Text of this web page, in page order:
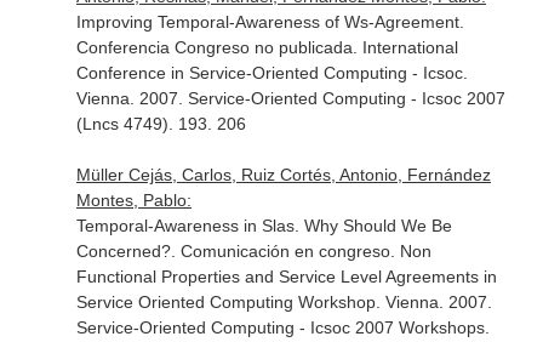
Improving Temporal-Awareness of Ws-Agreement.
Conferencia Congreso no publicada. International
Conference in Service-Oriented Computing - Icsoc.
Vienna. 2007. Service-Oriented Computing - Icsoc 2007
(Lncs 4749). 193. 206
Müller Cejás, Carlos, Ruiz Cortés, Antonio, Fernández
Montes, Pablo:
Temporal-Awareness in Slas. Why Should We Be
Concerned?. Comunicación en congreso. Non
Functional Properties and Service Level Agreements in
Service Oriented Computing Workshop. Vienna. 2007.
Service-Oriented Computing - Icsoc 2007 Workshops.